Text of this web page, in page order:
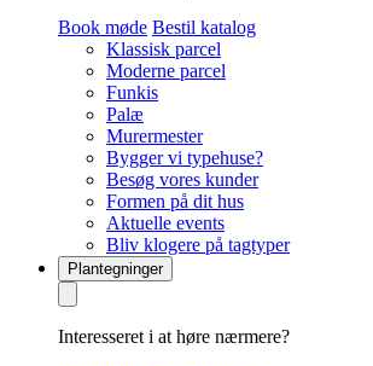
Book møde Bestil katalog
Klassisk parcel
Moderne parcel
Funkis
Palæ
Murermester
Bygger vi typehuse?
Besøg vores kunder
Formen på dit hus
Aktuelle events
Bliv klogere på tagtyper
Plantegninger
Interesseret i at høre nærmere?